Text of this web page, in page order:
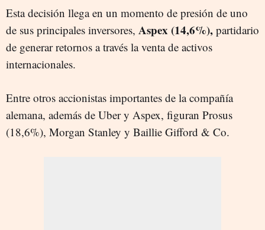
Esta decisión llega en un momento de presión de uno
de sus principales inversores, Aspex (14,6%), partidario
de generar retornos a través la venta de activos
internacionales.
Entre otros accionistas importantes de la compañía
alemana, además de Uber y Aspex, figuran Prosus
(18,6%), Morgan Stanley y Baillie Gifford & Co.